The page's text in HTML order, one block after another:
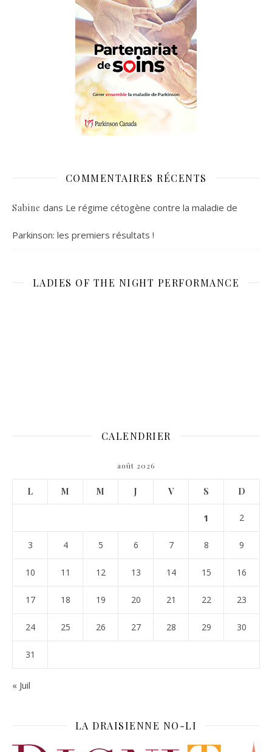
COMMENTAIRES RÉCENTS
Sabine dans Le régime cétogène contre la maladie de
Parkinson: les premiers résultats !
LADIES OF THE NIGHT PERFORMANCE
CALENDRIER
août 2026
L M M J V S D
1 2
3 4 5 6 7 8 9
10 11 12 13 14 15 16
17 18 19 20 21 22 23
24 25 26 27 28 29 30
31
« Juil
LA DRAISIENNE NO-LI